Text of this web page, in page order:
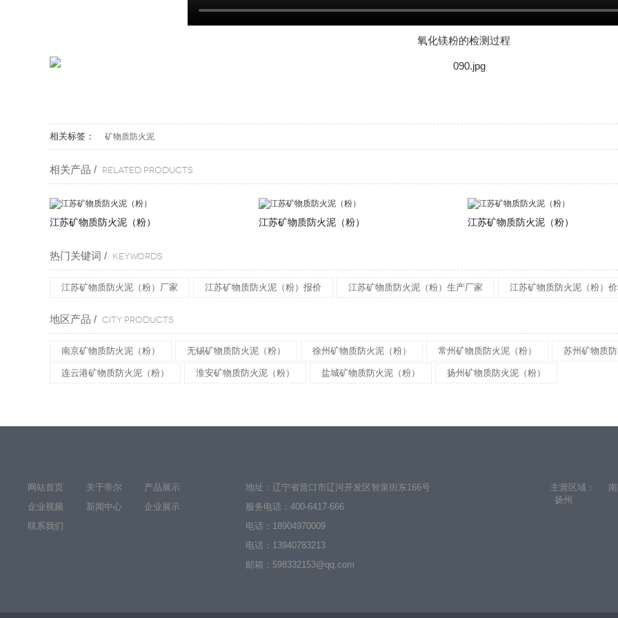
氧化镁粉的检测过程
相关标签： 矿物质防火泥
相关产品 / Related products
江苏矿物质防火泥（粉） 江苏矿物质防火泥（粉） 江苏矿物质防火泥（粉）
热门关键词 / KEYWORDS
江苏矿物质防火泥（粉）厂家 江苏矿物质防火泥（粉）报价 江苏矿物质防火泥（粉）生产厂家 江苏矿物质防火泥（粉）
地区产品 / CITY PRODUCTS
南京矿物质防火泥（粉） 无锡矿物质防火泥（粉） 徐州矿物质防火泥（粉） 常州矿物质防火泥（粉） 苏州矿物质
连云港矿物质防火泥（粉） 淮安矿物质防火泥（粉） 盐城矿物质防火泥（粉） 扬州矿物质防火泥（粉）
网站首页 关于帝尔
产品展示
企业视频
新闻中心
企业展示
联系我们
地址：辽宁省营口市辽河开发区智泉街东166号
服务电话：400-6417-666
电话： 18904970009
电话： 13940783213
邮箱：598332153@qq.com
主营区域：
扬州